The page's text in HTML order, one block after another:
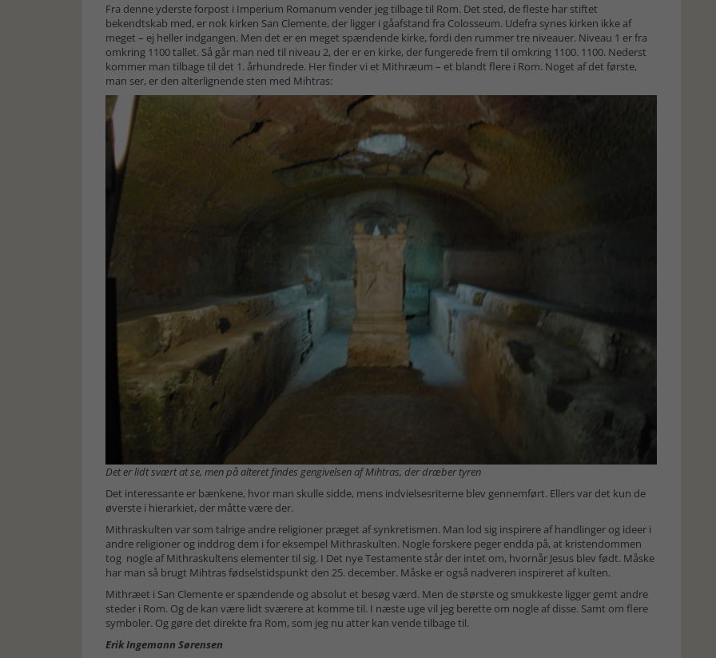
Fra denne yderste forpost i Imperium Romanum vender jeg tilbage til Rom. Det sted, de fleste har stiftet
bekendtskab med, er nok kirken San Clemente, der ligger i gåafstand fra Colosseum. Udefra synes kirken ikke af
meget – ej heller indgangen. Men det er en meget spændende kirke, fordi den rummer tre niveauer. Niveau 1 er fra
omkring 1100 tallet. Så går man ned til niveau 2, der er en kirke, der fungerede frem til omkring 1100. 1100. Nederst
kommer man tilbage til det 1. århundrede. Her finder vi et Mithræum – et blandt flere i Rom. Noget af det første,
man ser, er den alterlignende sten med Mihtras:
Det er lidt svært at se, men på alteret findes gengivelsen af Mihtras, der dræber tyren
Det interessante er bænkene, hvor man skulle sidde, mens indvielsesriterne blev gennemført. Ellers var det kun de
øverste i hierarkiet, der måtte være der.
Mithraskulten var som talrige andre religioner præget af synkretismen. Man lod sig inspirere af handlinger og ideer i
andre religioner og inddrog dem i for eksempel Mithraskulten. Nogle forskere peger endda på, at kristendommen
tog nogle af Mithraskultens elementer til sig. I Det nye Testamente står der intet om, hvornår Jesus blev født. Måske
har man så brugt Mihtras fødselstidspunkt den 25. december. Måske er også nadveren inspireret af kulten.
Mithræet i San Clemente er spændende og absolut et besøg værd. Men de største og smukkeste ligger gemt andre
steder i Rom. Og de kan være lidt sværere at komme til. I næste uge vil jeg berette om nogle af disse. Samt om flere
symboler. Og gøre det direkte fra Rom, som jeg nu atter kan vende tilbage til.
Erik Ingemann Sørensen